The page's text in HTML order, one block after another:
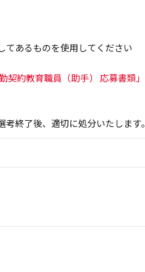
あるものを使用してください
契約教育職員（助手） 応募書類」
終了後、適切に処分いたします。